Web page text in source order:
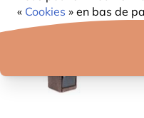
« Cookies » en bas de